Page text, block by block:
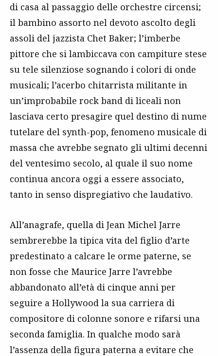
di casa al passaggio delle orchestre circensi;
il bambino assorto nel devoto ascolto degli
assoli del jazzista Chet Baker; l’imberbe
pittore che si lambiccava con campiture stese
su tele silenziose sognando i colori di onde
musicali; l’acerbo chitarrista militante in
un’improbabile rock band di liceali non
lasciava certo presagire quel destino di nume
tutelare del synth-pop, fenomeno musicale di
massa che avrebbe segnato gli ultimi decenni
del ventesimo secolo, al quale il suo nome
continua ancora oggi a essere associato,
tanto in senso dispregiativo che laudativo.
All’anagrafe, quella di Jean Michel Jarre
sembrerebbe la tipica vita del figlio d’arte
predestinato a calcare le orme paterne, se
non fosse che Maurice Jarre l’avrebbe
abbandonato all’età di cinque anni per
seguire a Hollywood la sua carriera di
compositore di colonne sonore e rifarsi una
seconda famiglia. In qualche modo sarà
l’assenza della figura paterna a evitare che